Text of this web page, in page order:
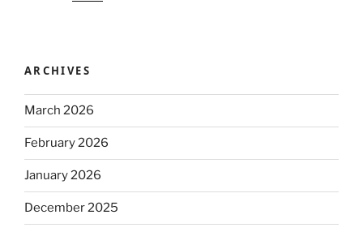
ARCHIVES
March 2026
February 2026
January 2026
December 2025